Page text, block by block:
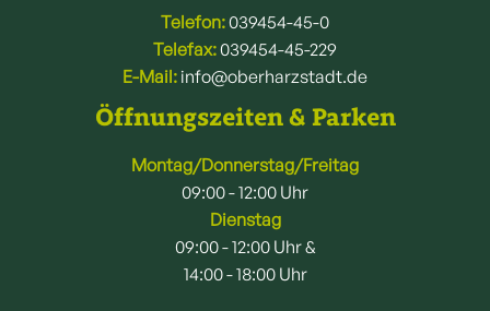
Telefon:039454-45-0
Telefax:039454-45-229
E-Mail: info@oberharzstadt.de
Öffnungszeiten & Parken
Montag/Donnerstag/Freitag
09:00 - 12:00 Uhr
Dienstag
09:00 - 12:00 Uhr &
14:00 - 18:00 Uhr